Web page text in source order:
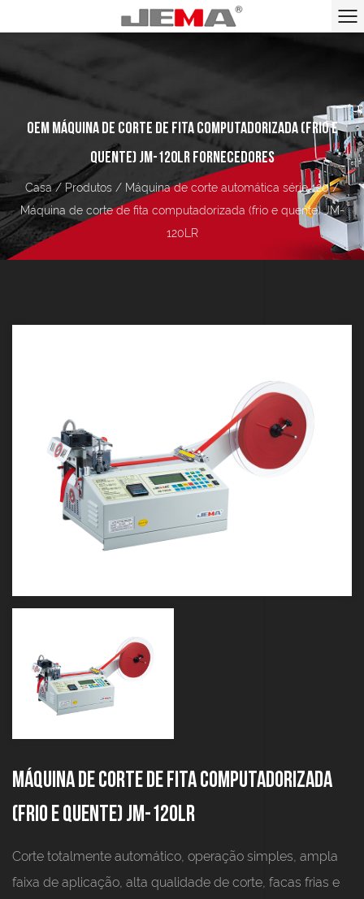
OEM MÁQUINA DE CORTE DE FITA COMPUTADORIZADA (FRIO E
QUENTE) JM-120LR FORNECEDORES
Casa/ Produtos / Máquina de corte automática série 120/
Máquina de corte de fita computadorizada (frio e quente) JM-
120LR
Máquina de corte de fita computadorizada
(frio e quente) JM-120LR
Corte totalmente automático, operação simples, ampla
faixa de aplicação, alta qualidade de corte, facas frias e